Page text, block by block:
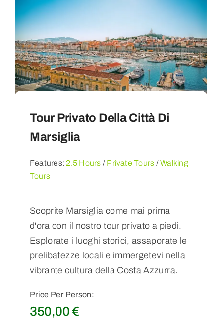
Tour Privato Della Città Di
Marsiglia
Features: 2.5 Hours / Private Tours /Walking
Tours
Scoprite Marsiglia come mai prima
d'ora con il nostro tour privato a piedi.
Esplorate i luoghi storici, assaporate le
prelibatezze locali e immergetevi nella
vibrante cultura della Costa Azzurra.
Price Per Person:
350,00€